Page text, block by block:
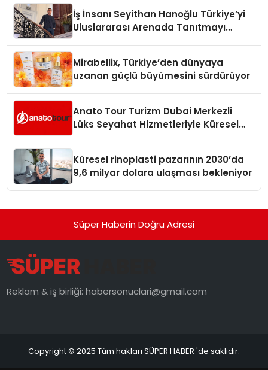
İş İnsanı Seyithan Hanoğlu Türkiye’yi
Uluslararası Arenada Tanıtmayı
Mirabellix, Türkiye’den dünyaya
uzanan güçlü büyümesini sürdürüyor
Anato Tour Turizm Dubai Merkezli
Lüks Seyahat Hizmetleriyle Küresel
Küresel rinoplasti pazarının 2030’da
9,6 milyar dolara ulaşması bekleniyor
Süper Haberin Doğru Adresi
Reklam & iş birliği:habersonuclari@gmail.com
Copyright © 2025 Tüm hakları SÜPER HABER 'de saklıdır.